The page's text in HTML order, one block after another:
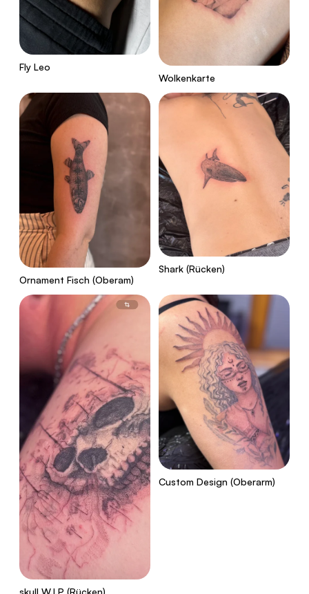
Fly Leo
Wolkenkarte
Ornament Fisch (Oberam)
Shark (Rücken)
skull W.I.P (Rücken)
Custom Design (Oberarm)